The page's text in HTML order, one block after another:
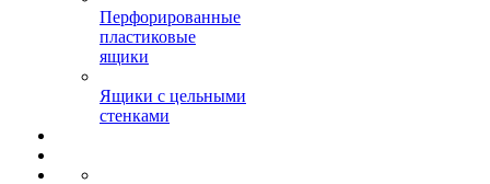
Перфорированные
пластиковые
ящики
Ящики с цельными
стенками